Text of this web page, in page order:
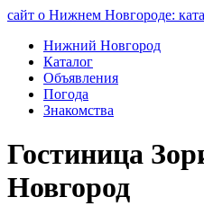
сайт о Нижнем Новгороде:
Нижний Новгород
Каталог
Объявления
Погода
Знакомства
Гостиница
Новгород